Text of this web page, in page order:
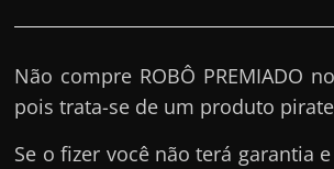
Não compre ROBÔ PREMIADO
pois trata-se de um produto
Se o fizer você não terá garantia